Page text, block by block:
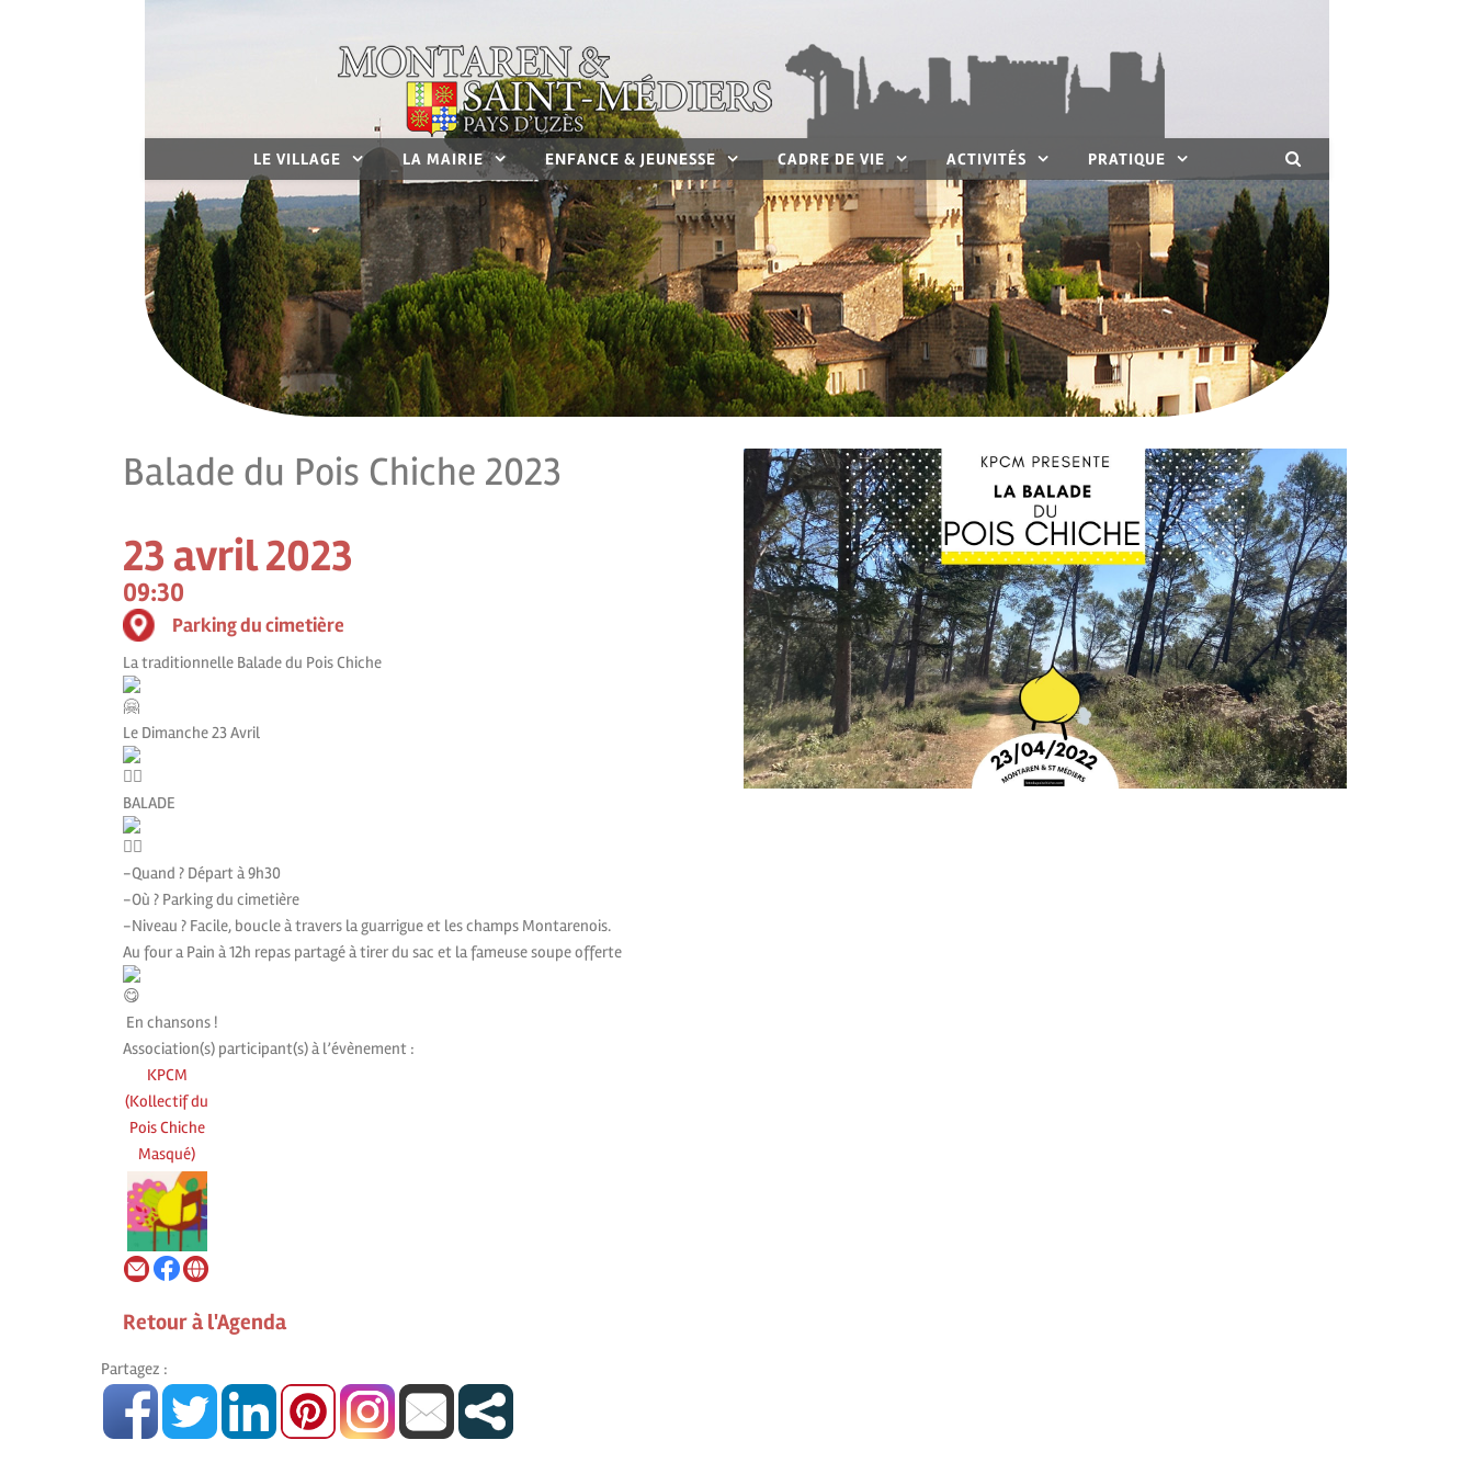
LE VILLAGE LA MAIRIE ENFANCE & JEUNESSE CADRE DE VIE ACTIVITÉS PRATIQUE
Balade du Pois Chiche 2023
23 avril 2023
09:30
Parking du cimetière
La traditionnelle Balade du Pois Chiche
Le Dimanche 23 Avril
BALADE
-Quand ? Départ à 9h30
-Où ? Parking du cimetière
-Niveau ? Facile, boucle à travers la guarrigue et les champs Montarenois.
Au four a Pain à 12h repas partagé à tirer du sac et la fameuse soupe offerte
En chansons !
Association(s) participant(s) à l’évènement :
KPCM
(Kollectif du
Pois Chiche
Masqué)
Retour à l'Agenda
Partagez :